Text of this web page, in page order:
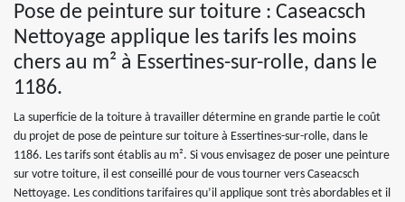
Pose de peinture sur toiture : Caseacsch
Nettoyage applique les tarifs les moins
chers au m² à Essertines-sur-rolle, dans le
1186.
La superficie de la toiture à travailler détermine en grande partie le coût
du projet de pose de peinture sur toiture à Essertines-sur-rolle, dans le
1186. Les tarifs sont établis au m². Si vous envisagez de poser une peinture
sur votre toiture, il est conseillé pour de vous tourner vers Caseacsch
Nettoyage. Les conditions tarifaires qu’il applique sont très abordables et il